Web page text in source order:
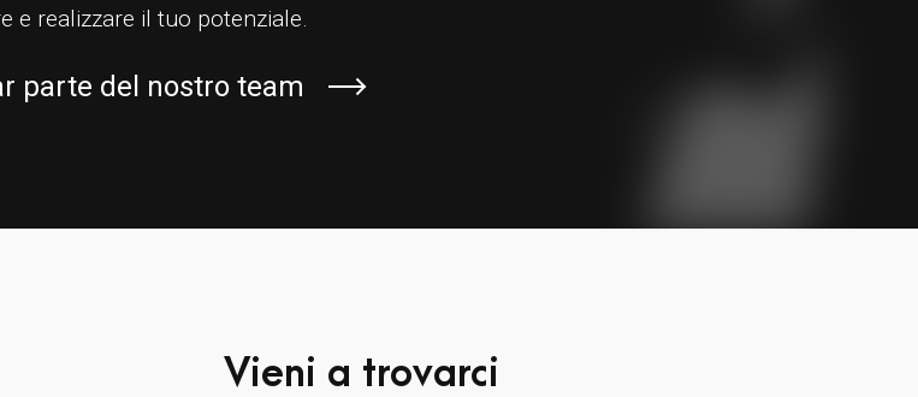
e realizzare il tuo potenziale.
parte del nostro team
Vieni a trovarci